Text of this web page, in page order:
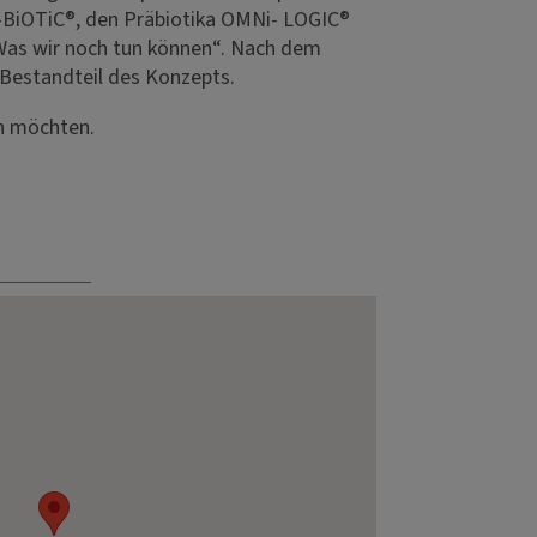
den Präbiotika OMNi- LOGIC®
wir noch tun können“. Nach dem
des Konzepts.
möchten.